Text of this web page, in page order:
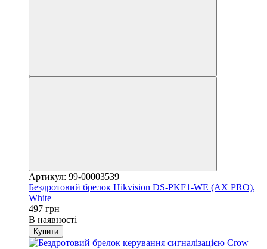
Артикул: 99-00003539
Бездротовий брелок Hikvision DS-PKF1-WE (AX PRO),
White
497 грн
В наявності
Купити